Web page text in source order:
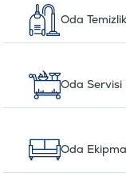
Oda Temizlik
Oda Servisi
Oda